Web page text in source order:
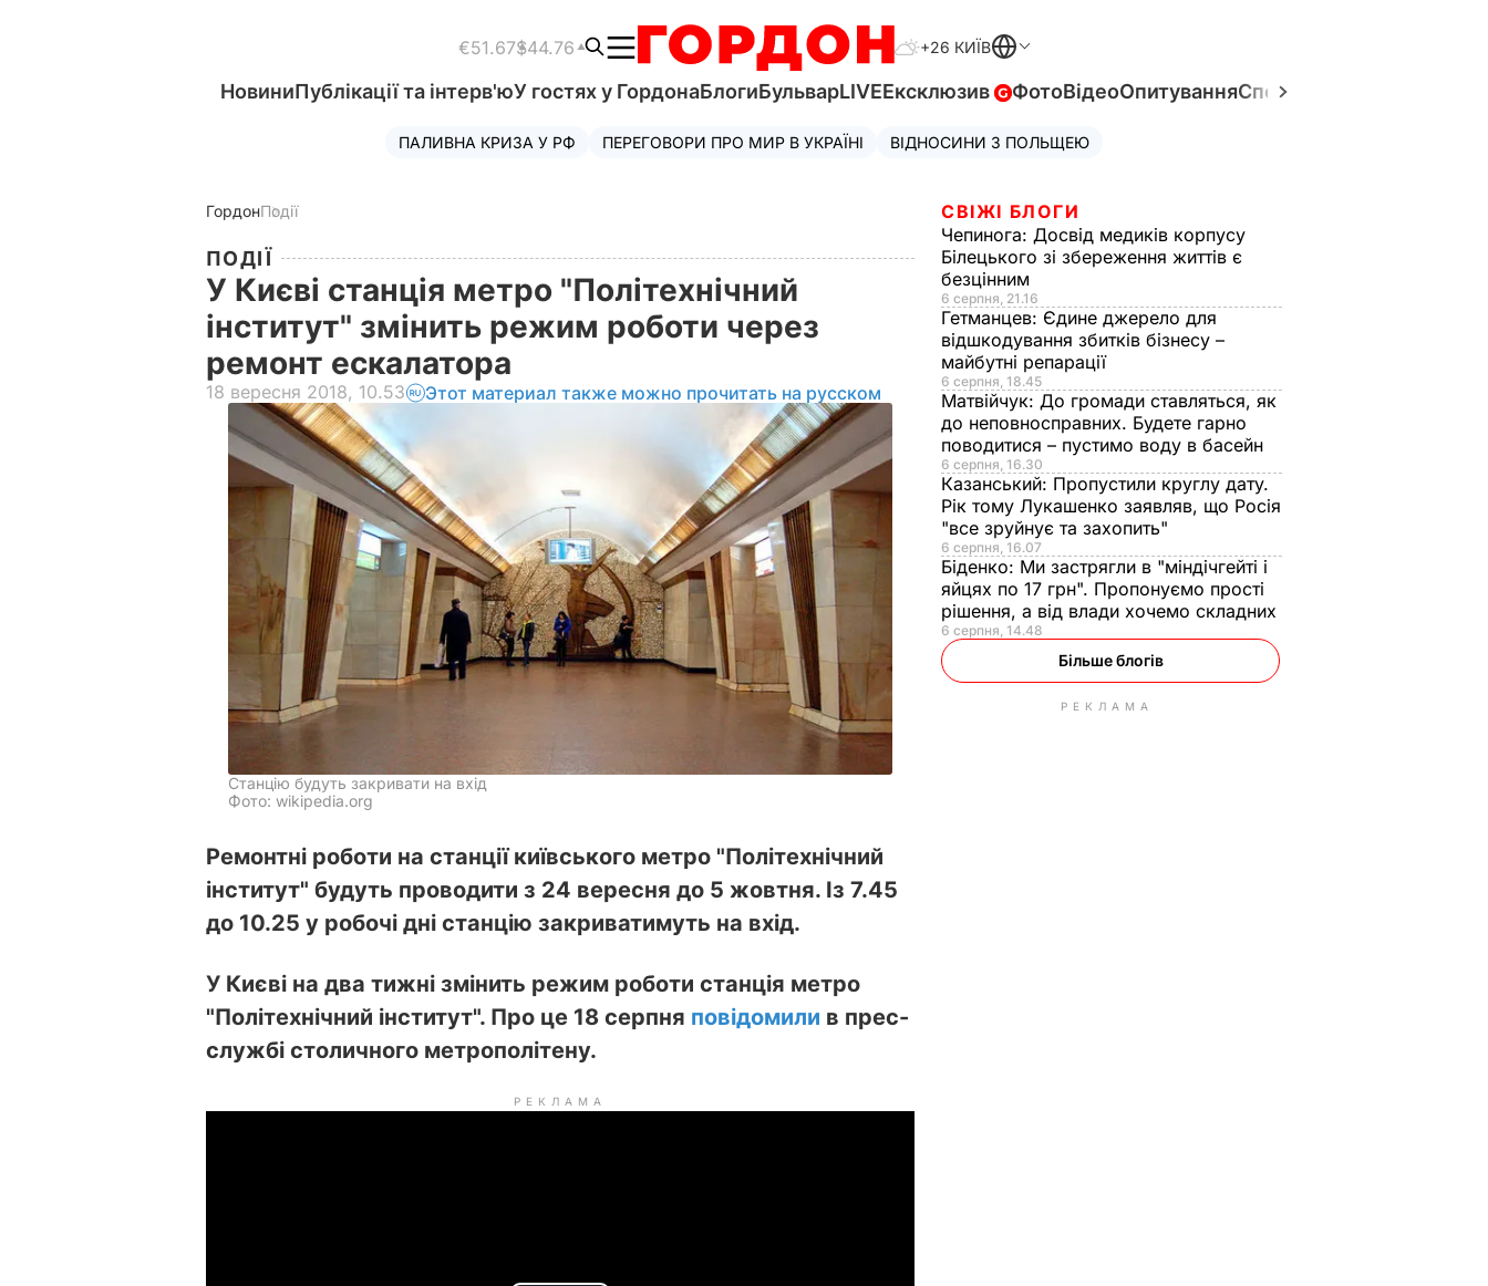
€51.67$44.76 +26 КИЇВ
НовиниПублікації та інтерв'юУ гостях у ГордонаБлогиБульварLIVEЕксклюзив ФотоВідеоОпитуванняСпецпроєкти
ПАЛИВНА КРИЗА У РФ ПЕРЕГОВОРИ ПРО МИР В УКРАЇНІ ВІДНОСИНИ З ПОЛЬЩЕЮ
ГордонПодії
ПОДІЇ
У Києві станція метро "Політехнічний
інститут" змінить режим роботи через
ремонт ескалатора
18 вересня 2018, 10.53 Этот материал также можно прочитать на русском
Станцію будуть закривати на вхід
Фото: wikipedia.org
Ремонтні роботи на станції київського метро "Політехнічний
інститут" будуть проводити з 24 вересня до 5 жовтня. Із 7.45
до 10.25 у робочі дні станцію закриватимуть на вхід.
У Києві на два тижні змінить режим роботи станція метро
"Політехнічний інститут". Про це 18 серпня повідомили в прес-
службі столичного метрополітену.
РЕКЛАМА
СВІЖІ БЛОГИ
Чепинога: Досвід медиків корпусу
Білецького зі збереження життів є
безцінним
6 серпня, 21.16
Гетманцев: Єдине джерело для
відшкодування збитків бізнесу –
майбутні репарації
6 серпня, 18.45
Матвійчук: До громади ставляться, як
до неповносправних. Будете гарно
поводитися – пустимо воду в басейн
6 серпня, 16.30
Казанський: Пропустили круглу дату.
Рік тому Лукашенко заявляв, що Росія
"все зруйнує та захопить"
6 серпня, 16.07
Біденко: Ми застрягли в "міндічгейті і
яйцях по 17 грн". Пропонуємо прості
рішення, а від влади хочемо складних
6 серпня, 14.48
Більше блогів
РЕКЛАМА